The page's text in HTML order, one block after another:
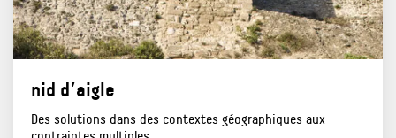
nid d’aigle
Des solutions dans des contextes géographiques aux